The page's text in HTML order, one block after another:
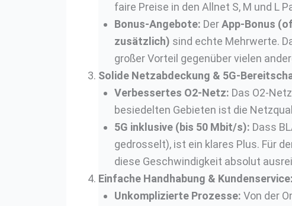
faire Preise in den Allnet S, M und L
Bonus-Angebote: DerApp-Bonus
zusätzlich) sind echte Mehrwerte.
großer Vorteil gegenüber vielen
Solide Netzabdeckung & 5G-
Verbessertes O2-Netz: Das O2-
besiedelten Gebieten ist die
5G inklusive (bis 50 Mbit/s): Dass
gedrosselt), ist ein klares Plus. Für
diese Geschwindigkeit absolut
Einfache Handhabung & Kundenservice:
Unkomplizierte Prozesse: Von der